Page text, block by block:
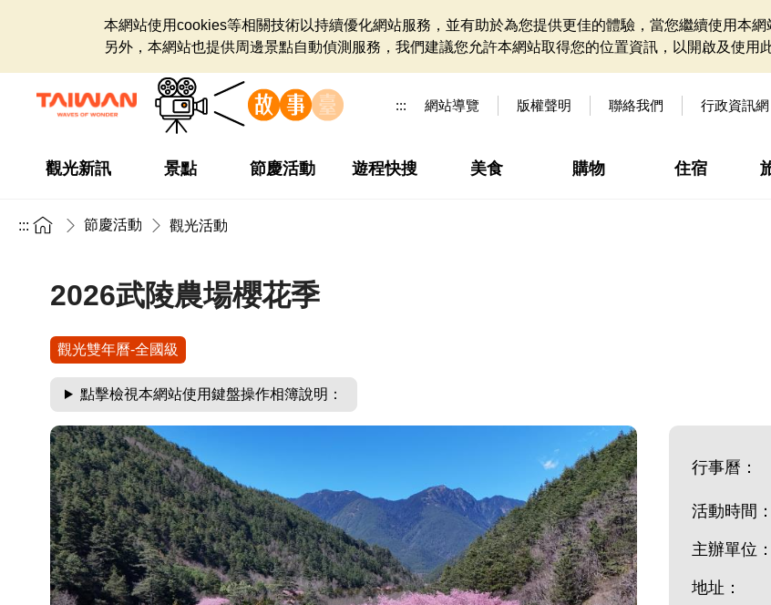
本網站使用cookies等相關技術以持續優化網站服務，並有助於為您提供更佳的體驗，當您繼續使用本網
另外，本網站也提供周邊景點自動偵測服務，我們建議您允許本網站取得您的位置資訊，以開啟及使用
::: 網站導覽 版權聲明 聯絡我們 行政資訊網
觀光新訊 景點 節慶活動 遊程快搜 美食 購物 住宿
::: 節慶活動 觀光活動
2026武陵農場櫻花季
觀光雙年曆-全國級
點擊檢視本網站使用鍵盤操作相簿說明：
行事曆：
活動時間：
主辦單位：
地址：